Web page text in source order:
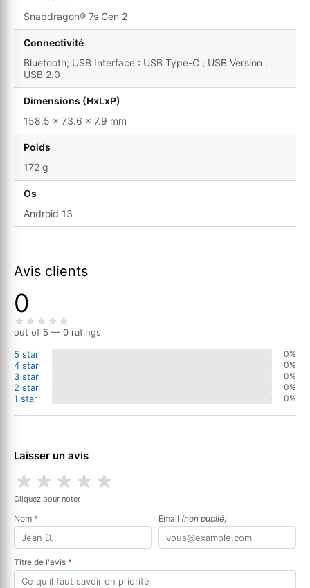
Snapdragon® 7s Gen 2
Connectivité
Bluetooth; USB Interface : USB Type-C ; USB Version :
USB 2.0
Dimensions (HxLxP)
158.5 x 73.6 x 7.9 mm
Poids
172 g
Os
Android 13
Avis clients
0
out of 5 — 0 ratings
5 star
0%
4 star 0%
3 star 0%
2 star 0%
1 star 0%
Laisser un avis
★★★★★
Cliquez pour noter
Nom * Email (non publié)
Titre de l'avis *